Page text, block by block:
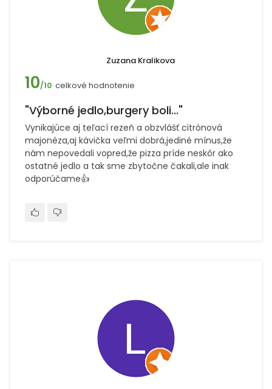
Zuzana Kralikova
10/10 celkové hodnotenie
"Výborné jedlo,burgery boli..."
Vynikajúce aj teľací rezeň a obzvlášť citrónová
majonéza,aj kávička veľmi dobrá,jediné mínus,že
nám nepovedali vopred,že pizza príde neskôr ako
ostatné jedlo a tak sme zbytočne čakali,ale inak
odporúčame👍